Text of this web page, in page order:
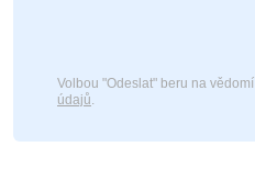
Volbou "Odeslat" beru na vědomí
údajů